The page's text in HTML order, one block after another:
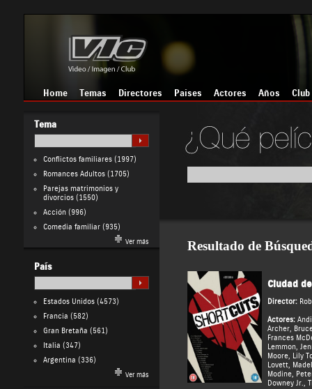
Home Temas Directores Países Actores Años Club
Tema
Conflictos familiares(1997)
Romances Adultos(1705)
Parejas matrimonios y
divorcios(1550)
Acción(996)
Comedia familiar(935)
Ver más
País
Estados Unidos(4573)
Francia (582)
Gran Bretaña (561)
Italia (347)
Argentina (336)
Ver más
Resultado de
Ciudad
Director:
Actores:
Archer,
Frances
Lemmon,
Moore, Lily
Lovett,
Modine,
Downey Jr.,